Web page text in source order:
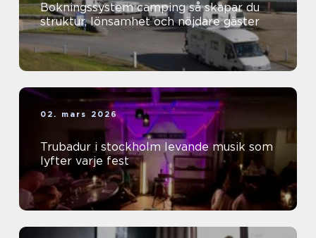
Bokningssystem camping så skapar du
struktur, lönsamhet och nöjdare gäster
02. mars 2026
Trubadur i stockholm levande musik som
lyfter varje fest